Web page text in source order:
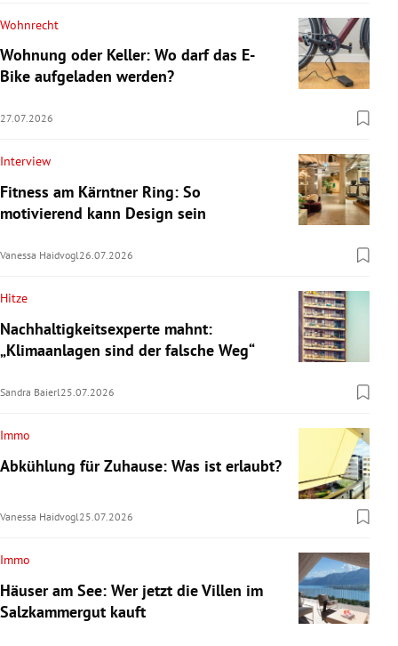
Wohnrecht
Wohnung oder Keller: Wo darf das E-
Bike aufgeladen werden?
27.07.2026
Interview
Fitness am Kärntner Ring: So
motivierend kann Design sein
Vanessa Haidvogl26.07.2026
Hitze
Nachhaltigkeitsexperte mahnt:
„Klimaanlagen sind der falsche Weg“
Sandra Baierl25.07.2026
Immo
Abkühlung für Zuhause: Was ist erlaubt?
Vanessa Haidvogl25.07.2026
Immo
Häuser am See: Wer jetzt die Villen im
Salzkammergut kauft